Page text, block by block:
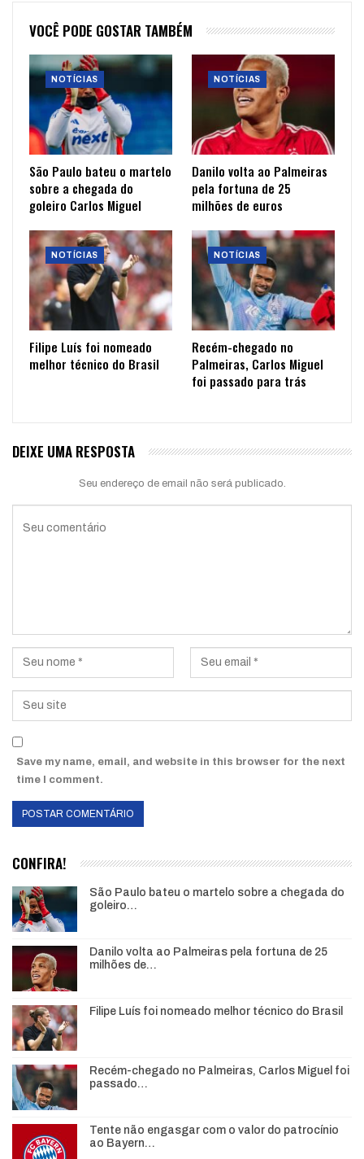
VOCÊ PODE GOSTAR TAMBÉM
NOTÍCIAS
São Paulo bateu o martelo
sobre a chegada do
goleiro Carlos Miguel
NOTÍCIAS
Danilo volta ao Palmeiras
pela fortuna de 25
milhões de euros
NOTÍCIAS
Filipe Luís foi nomeado
melhor técnico do Brasil
NOTÍCIAS
Recém-chegado no
Palmeiras, Carlos Miguel
foi passado para trás
DEIXE UMA RESPOSTA
Seu endereço de email não será publicado.
Save my name, email, and website in this browser for the next
time I comment.
CONFIRA!
São Paulo bateu o martelo sobre a chegada do
goleiro…
Danilo volta ao Palmeiras pela fortuna de 25
milhões de…
Filipe Luís foi nomeado melhor técnico do Brasil
Recém-chegado no Palmeiras, Carlos Miguel foi
passado…
Tente não engasgar com o valor do patrocínio
ao Bayern…